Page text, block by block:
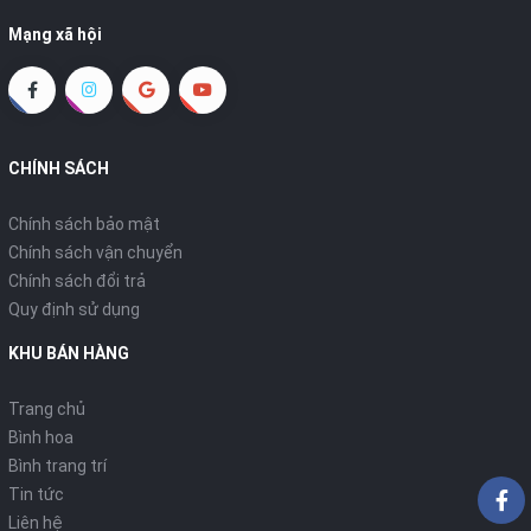
Mạng xã hội
CHÍNH SÁCH
Chính sách bảo mật
Chính sách vận chuyển
Chính sách đổi trả
Quy định sử dụng
KHU BÁN HÀNG
Trang chủ
Bình hoa
Bình trang trí
Tin tức
Liên hệ